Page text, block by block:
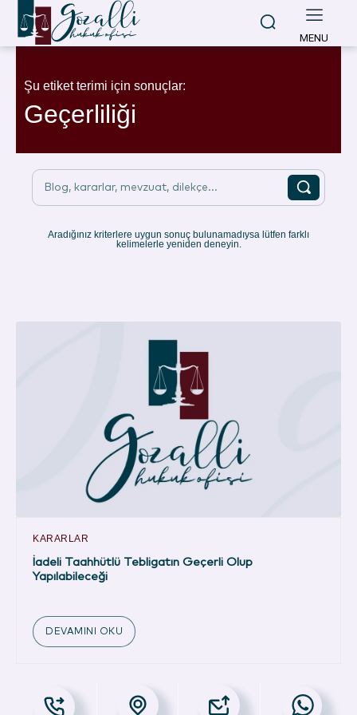
MENU
Şu etiket terimi için sonuçlar:
Geçerliliği
Blog, kararlar, mevzuat, dilekçe...
Aradığınız kriterlere uygun sonuç bulunamadıysa lütfen farklı
kelimelerle yeniden deneyin.
KARARLAR
İadeli Taahhütlü Tebligatın Geçerli Olup
Yapılabileceği
DEVAMINI OKU